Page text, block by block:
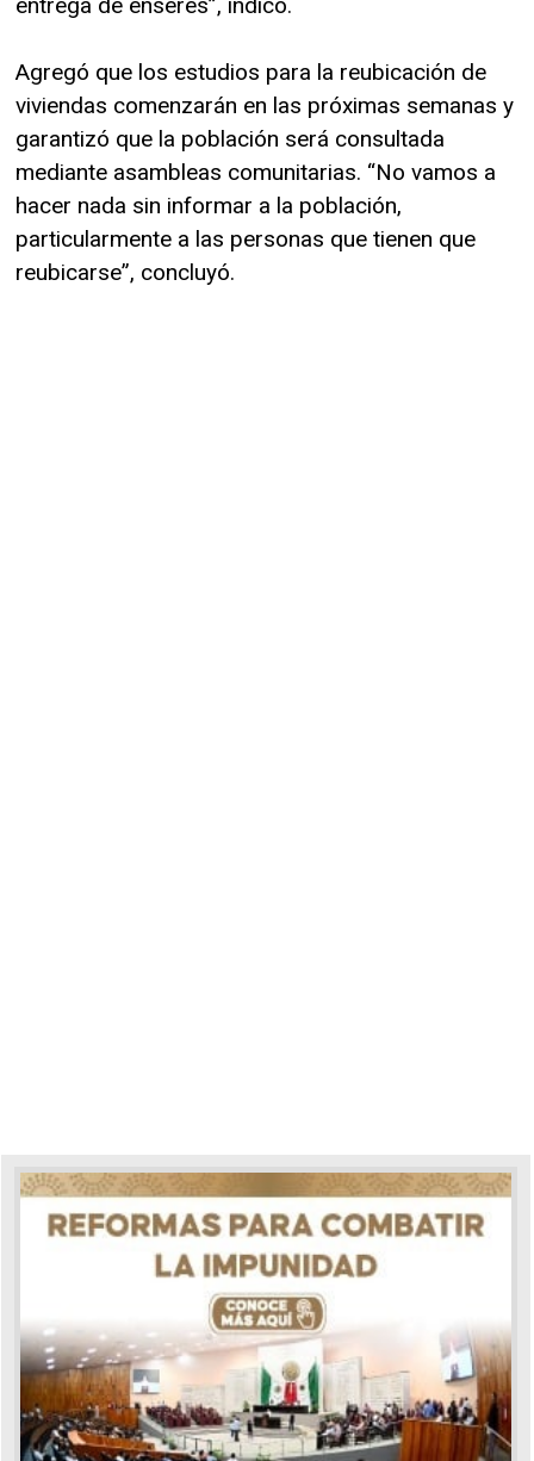
Agregó que los estudios para la reubicación de
viviendas comenzarán en las próximas semanas y
garantizó que la población será consultada
mediante asambleas comunitarias. “No vamos a
hacer nada sin informar a la población,
particularmente a las personas que tienen que
reubicarse”, concluyó.